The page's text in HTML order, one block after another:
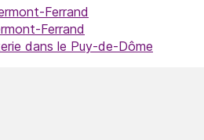
Ferrand
Ferrand
dans le Puy-de-Dôme